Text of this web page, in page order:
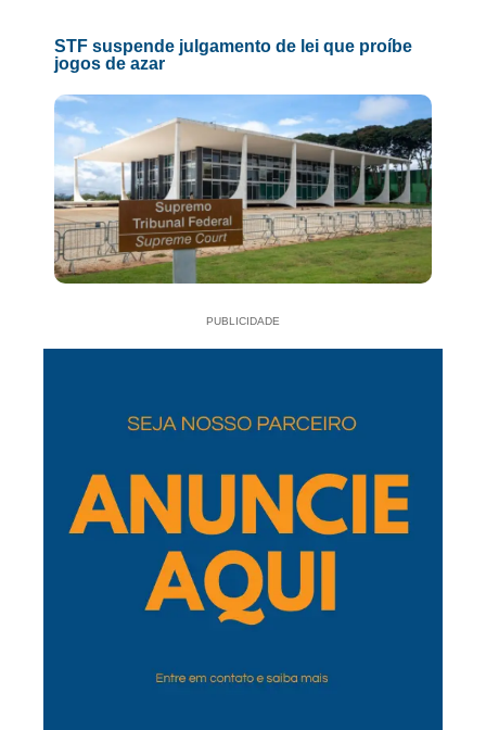
STF suspende julgamento de lei que proíbe
jogos de azar
PUBLICIDADE